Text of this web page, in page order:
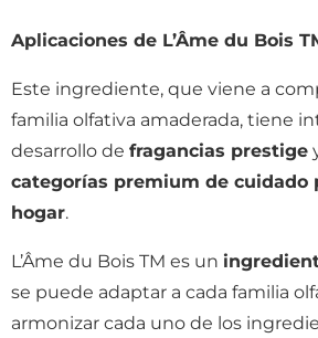
Aplicaciones de L’Âme du Bois
Este ingrediente, que viene a
familia olfativa amaderada, tiene
desarrollo de fragancias prestige
categorías premium de cuidado
hogar.
L’Âme du Bois TM es un
se puede adaptar a cada familia
armonizar cada uno de los